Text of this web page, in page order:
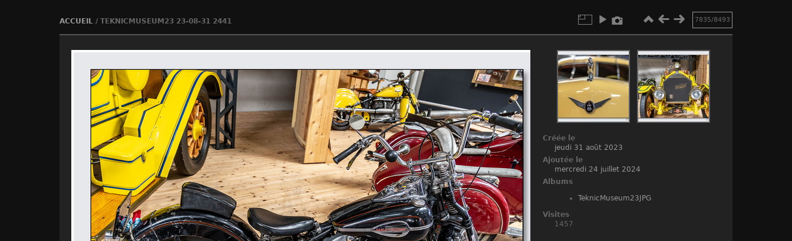
ACCUEIL/ TEKNICMUSEUM23 23-08-31 2441 7835/8493
Créée le
jeudi 31 août 2023
Ajoutée le
mercredi 24 juillet 2024
Albums
TeknicMuseum23JPG
Visites
1457